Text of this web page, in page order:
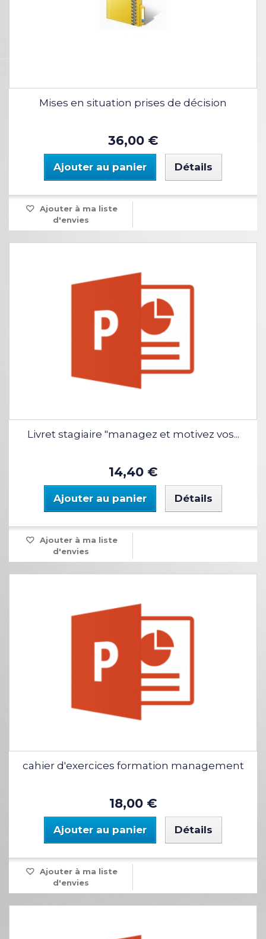
Mises en situation prises de décision
36,00 €
Ajouter au panier Détails
Ajouter à ma liste
d'envies
Livret stagiaire "managez et motivez vos...
14,40 €
Ajouter au panier Détails
Ajouter à ma liste
d'envies
cahier d'exercices formation management
18,00 €
Ajouter au panier Détails
Ajouter à ma liste
d'envies